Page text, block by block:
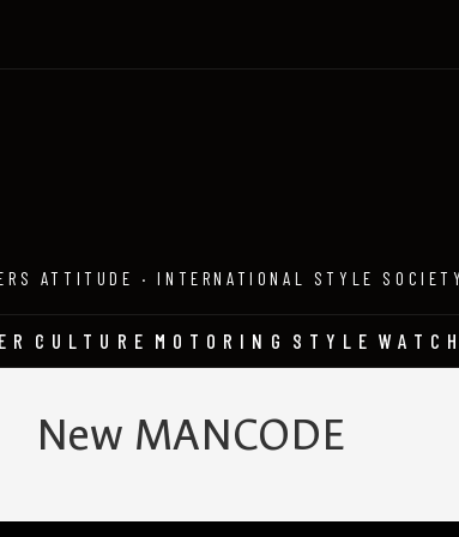
ATTITUDE · INTERNATIONAL STYLE SOCIETY
CULTURE MOTORING STYLE
New MANCODE